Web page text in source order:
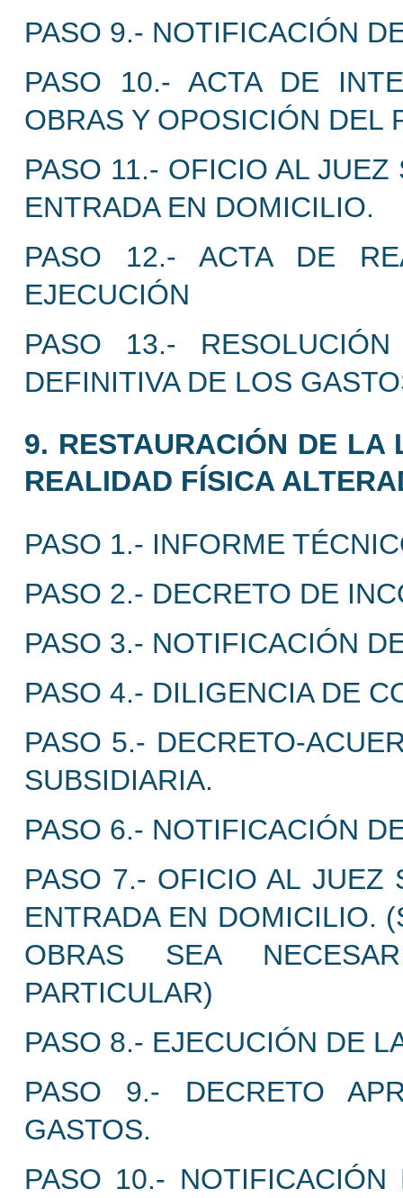
PASO 9.- NOTIFICACIÓN
PASO 10.- ACTA DE
OBRAS Y OPOSICIÓN DEL
PASO 11.- OFICIO AL
ENTRADA EN DOMICILIO.
PASO 12.- ACTA DE
EJECUCIÓN
PASO 13.-
DEFINITIVA DE LOS
9. RESTAURACIÓN DE LA
REALIDAD FÍSICA
PASO 1.- INFORME
PASO 2.- DECRETO DE
PASO 3.- NOTIFICACIÓN
PASO 4.- DILIGENCIA DE
PASO 5.- DECRETO-
SUBSIDIARIA.
PASO 6.- NOTIFICACIÓN
PASO 7.- OFICIO AL JUEZ
ENTRADA EN DOMICILIO.
OBRAS SEA
PARTICULAR)
PASO 8.- EJECUCIÓN DE
PASO 9.- DECRETO
GASTOS.
PASO 10.-